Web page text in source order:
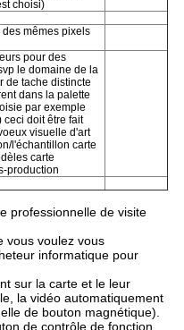
choisi)
mêmes pixels
pour des
le domaine de la
de tache distincte
dans la palette
par exemple
ceci doit être fait
visuelle d'art
l'échantillon carte
carte
production
professionnelle de visite
vous voulez vous
informatique pour
sur la carte et le leur
la vidéo automatiquement
de bouton magnétique).
de contrôle de fonction.